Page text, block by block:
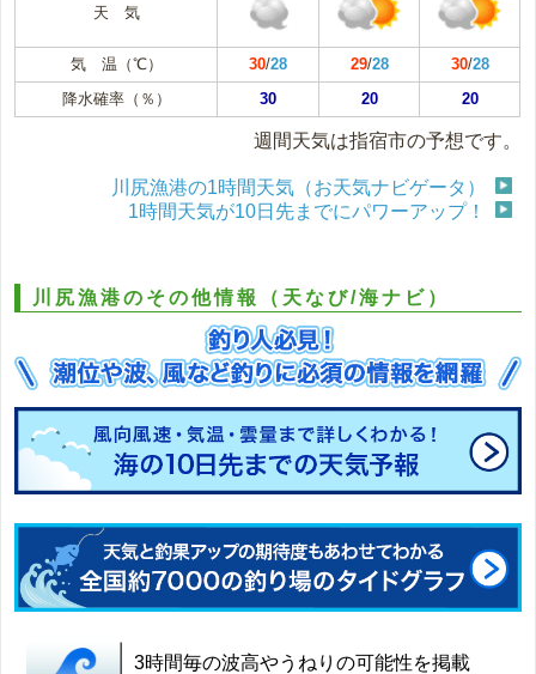
天 気
気 温（℃） 30/28 29/28 30/28
降水確率（％）
30 20 20
週間天気は指宿市の予想です。
川尻漁港の1時間天気（お天気ナビゲータ）
1時間天気が10日先までにパワーアップ！
川尻漁港のその他情報（天なび/海ナビ）
3時間毎の波高やうねりの可能性を掲載